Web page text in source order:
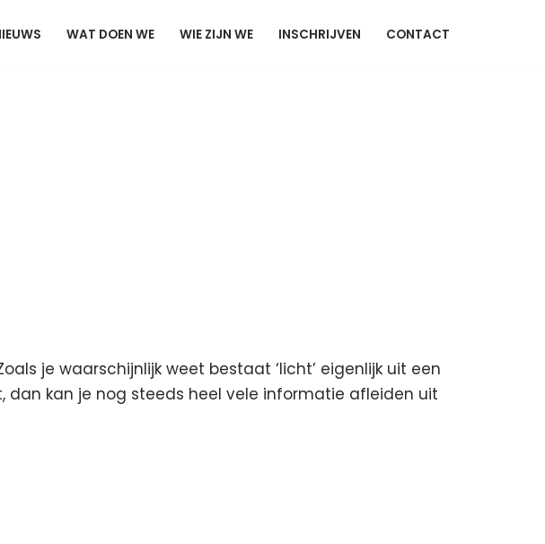
WAT DOEN WE WIE ZIJN WE INSCHRIJVEN CONTACT
je waarschijnlijk weet bestaat ‘licht’ eigenlijk uit een
kan je nog steeds heel vele informatie afleiden uit